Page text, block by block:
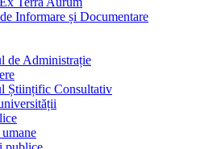
Informare și Documentare
de Administrație
Științific Consultativ